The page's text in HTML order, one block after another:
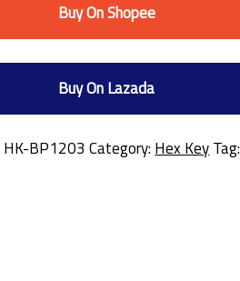
Buy On Shopee
Buy On Lazada
HK-BP1203 Category: Hex KeyTag: